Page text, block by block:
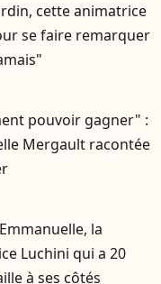
cette animatrice
se faire remarquer
pouvoir gagner" :
Mergault racontée
la
Luchini qui a 20
à ses côtés